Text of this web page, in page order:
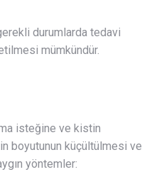
durumlarda tedavi
mümkündür.
isteğine ve kistin
boyutunun küçültülmesi ve
yöntemler: